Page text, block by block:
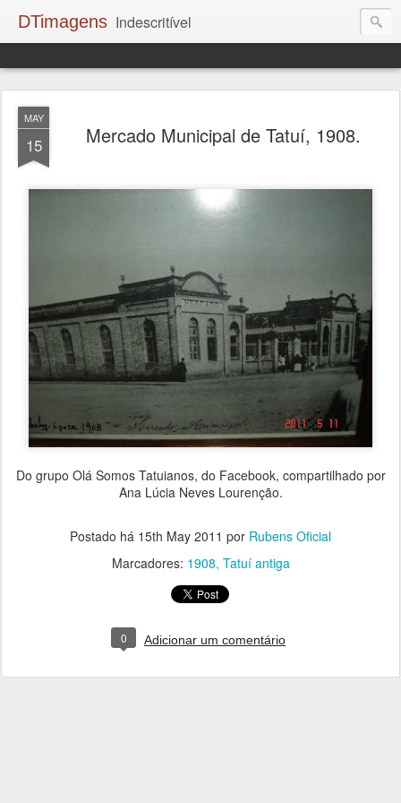
DTimagens Indescritível
MAY
15 Mercado Municipal de Tatuí, 1908.
Do grupo Olá Somos Tatuianos, do Facebook, compartilhado por
Ana Lúcia Neves Lourenção.
Postado há 15th May 2011 por Rubens Oficial
Marcadores: 1908 Tatuí antiga
0 Adicionar um comentário